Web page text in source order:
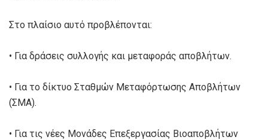
Στο πλαίσιο αυτό προβλέπονται:
• Για δράσεις συλλογής και μεταφοράς αποβλήτων.
• Για το δίκτυο Σταθμών Μεταφόρτωσης Αποβλήτων
(ΣΜΑ).
• Για τις νέες Μονάδες Επεξεργασίας Βιοαποβλήτων